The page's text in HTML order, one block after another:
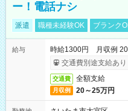
ー！電話ナシ
派遣 職種未経験OK ブランク
給与
時給1300円 月収例
交通費別途支給あり
交通費 全額支給
月収例 20～25万円